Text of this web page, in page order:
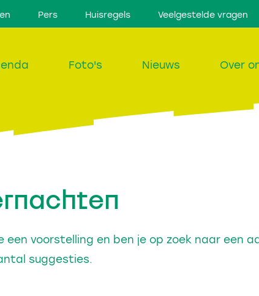
Pers Huisregels Veelgestelde vragen
Foto's Nieuws Over
een voorstelling en ben je op zoek naar een
suggesties.